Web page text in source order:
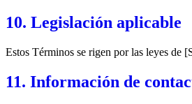
10. Legislación aplicable
Estos Términos se rigen por las leyes de
11. Información de